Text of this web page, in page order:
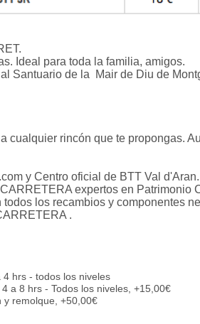
Ideal para toda la familia, amigos.
Santuario de la Mair de Diu de
cualquier rincón que te propongas.
y Centro oficial de BTT Val d'Aran.
expertos en Patrimonio
los recambios y componentes
.
hrs - todos los niveles
a 8 hrs - Todos los niveles, +15,00€
y remolque, +50,00€